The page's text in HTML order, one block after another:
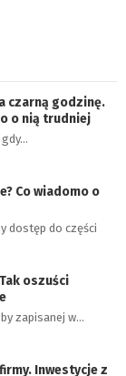
czarną godzinę.
o nią trudniej
Co wiadomo o
dostęp do części
oszuści
zapisanej w…
Inwestycje z